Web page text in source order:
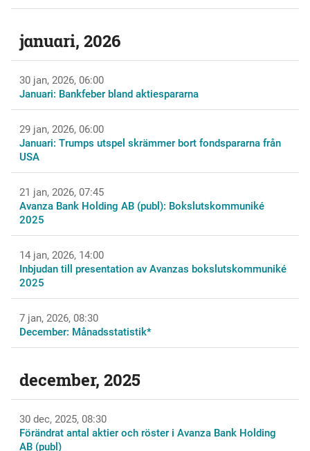
januari, 2026
30 jan, 2026, 06:00
Januari: Bankfeber bland aktiespararna
29 jan, 2026, 06:00
Januari: Trumps utspel skrämmer bort fondspararna från
USA
21 jan, 2026, 07:45
Avanza Bank Holding AB (publ): Bokslutskommuniké
2025
14 jan, 2026, 14:00
Inbjudan till presentation av Avanzas bokslutskommuniké
2025
7 jan, 2026, 08:30
December: Månadsstatistik*
december, 2025
30 dec, 2025, 08:30
Förändrat antal aktier och röster i Avanza Bank Holding
AB (publ)